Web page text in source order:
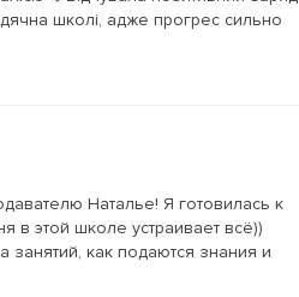
школі, адже прогрес сильно
Наталье! Я готовилась к
в этой школе устраивает всё))
занятий, как подаются знания и